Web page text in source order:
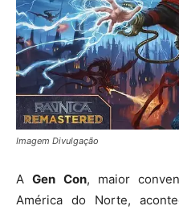
Imagem Divulgação
A Gen Con, maior
América do Norte,